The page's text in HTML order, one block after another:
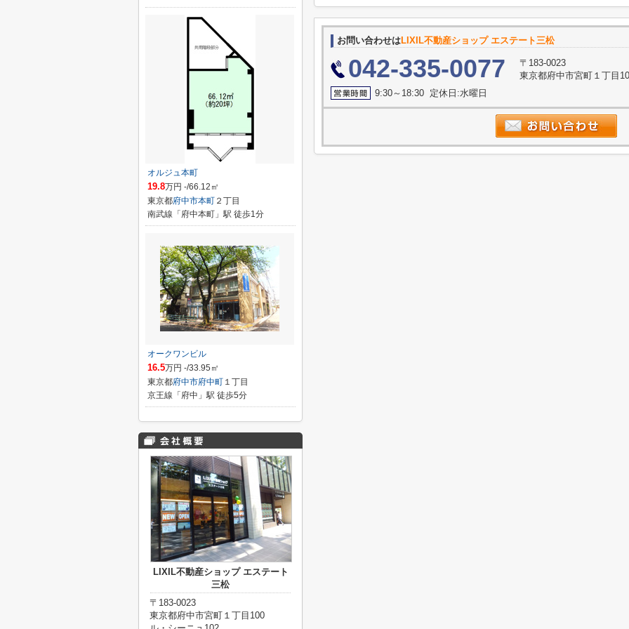
お問い合わせはLIXIL不動産ショップ エステート三松
042-335-0077
〒183-0023
東京都府中市宮町１丁目
9:30～18:30 定休日:水曜日
オルジュ本町
19.8万円 -/66.12㎡
東京都府中市本町 ２丁目
南武線「府中本町」駅 徒歩1分
オークワンビル
16.5万円 -/33.95㎡
東京都府中市府中町 １丁目
京王線「府中」駅 徒歩5分
LIXIL不動産ショップ エステート
三松
〒183-0023
東京都府中市宮町１丁目100